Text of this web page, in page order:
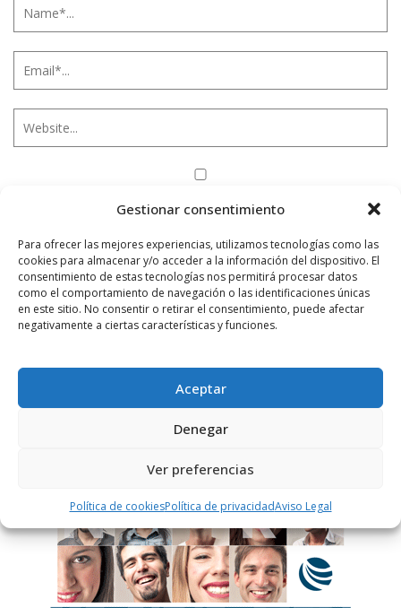
Gestionar consentimiento
Para ofrecer las mejores experiencias, utilizamos tecnologías como las
cookies para almacenar y/o acceder a la información del dispositivo. El
consentimiento de estas tecnologías nos permitirá procesar datos
como el comportamiento de navegación o las identificaciones únicas
en este sitio. No consentir o retirar el consentimiento, puede afectar
negativamente a ciertas características y funciones.
Aceptar
Denegar
Ver preferencias
Política de cookiesPolítica de privacidadAviso Legal
Este sitio usa Akismet para reducir el spam.Aprende
cómo se procesan los datos de tus comentarios.